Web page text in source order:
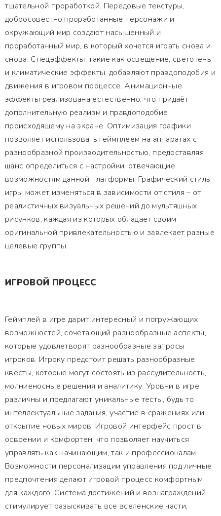
тщательной проработкой. Передовые текстуры,
добросовестно проработанные персонажи и
окружающий мир создают насыщенный и
проработанный мир, в который хочется играть снова и
снова. Спецэффекты, такие как освещение, светотень
и климатические эффекты, добавляют правдоподобия и
движения в игровом процессе. Анимационные
эффекты реализована естественно, что придаёт
дополнительную реализм и правдоподобие
происходящему на экране. Оптимизация графики
позволяет использовать геймплеем на аппаратах с
разнообразной производительностью, предоставляя
шанс определиться с настройки, отвечающие
возможностям данной платформы. Графический стиль
игры может изменяться в зависимости от стиля – от
реалистичных визуальных решений до мультяшных
рисунков, каждая из которых обладает своим
оригинальной привлекательностью и завлекает разные
целевые группы.
ИГРОВОЙ ПРОЦЕСС
Геймплей в игре дарит интересный и погружающих
возможностей, сочетающий разнообразные аспекты,
которые удовлетворят разнообразные запросы
игроков. Игроку предстоит решать разнообразные
квесты, которые могут состоять из рассудительность,
молниеносные решения и аналитику. Уровни в игре
различны и предлагают уникальные тесты, будь то
интеллектуальные задания, участие в сражениях или
открытие новых миров. Игровой интерфейс прост в
освоении и комфортен, что позволяет научиться
управлять как начинающим, так и профессионалам.
Возможности персонализации управления под личные
предпочтения делают игровой процесс комфортным
для каждого. Система достижений и вознаграждений
стимулирует разыскивать все вселенские части,